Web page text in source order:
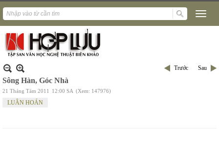
Trước Sau
Sông Hàn, Góc Nhà
21 Tháng Tám 2011 12:00 SA (Xem: 147976)
LUÂN HOÁN